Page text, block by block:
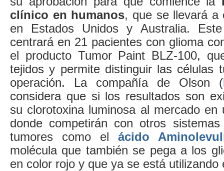
clínico en humanos, que se llevará a
en Estados Unidos y Australia.
centrará en 21 pacientes con glioma
el producto Tumor Paint BLZ-100,
tejidos y permite distinguir las células
operación. La compañía de Olson (
considera que si los resultados son
su clorotoxina luminosa al mercado
donde competirán con otros
tumores como el ácido
molécula que también se pega a los
en color rojo y que ya se está utilizando